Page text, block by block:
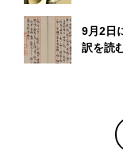
9月2日
訳を読